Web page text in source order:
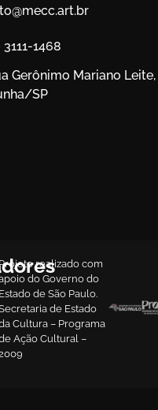
3111-1468
Gerônimo Mariano Leite,
SP
realizado com
do Governo do
Estado de São Paulo.
de Estado
Cultura – Programa
Ação Cultural –